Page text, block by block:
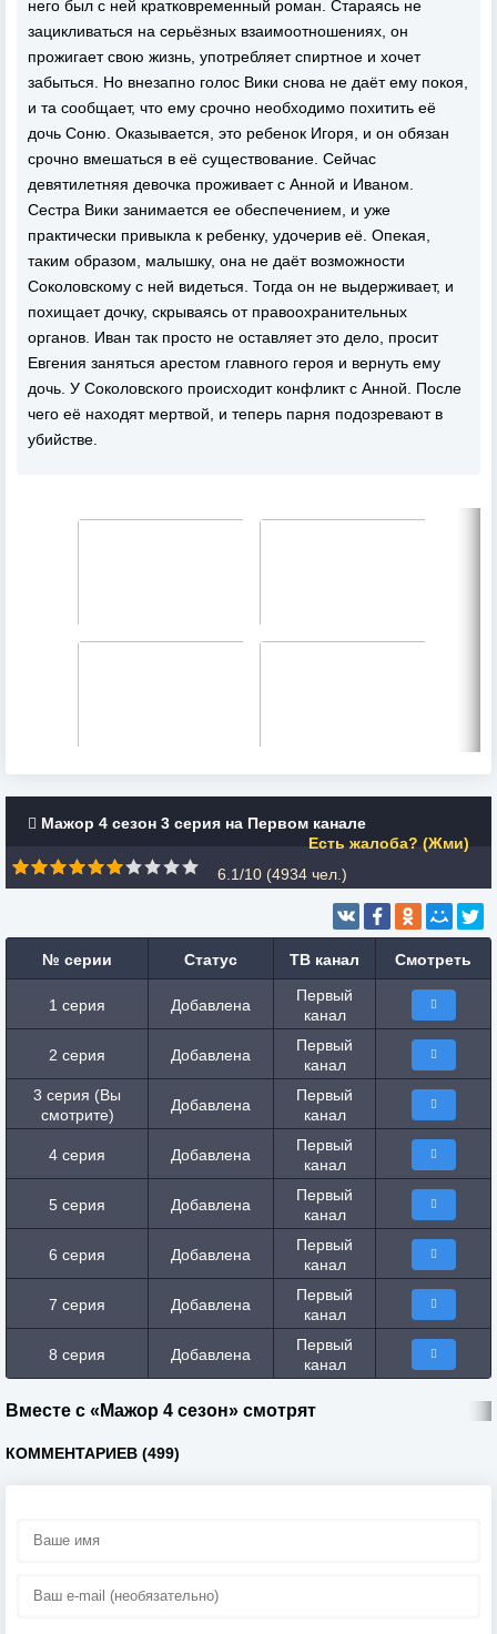
него был с ней кратковременный роман. Стараясь не
зацикливаться на серьёзных взаимоотношениях, он
прожигает свою жизнь, употребляет спиртное и хочет
забыться. Но внезапно голос Вики снова не даёт ему покоя,
и та сообщает, что ему срочно необходимо похитить её
дочь Соню. Оказывается, это ребенок Игоря, и он обязан
срочно вмешаться в её существование. Сейчас
девятилетняя девочка проживает с Анной и Иваном.
Сестра Вики занимается ее обеспечением, и уже
практически привыкла к ребенку, удочерив её. Опекая,
таким образом, малышку, она не даёт возможности
Соколовскому с ней видеться. Тогда он не выдерживает, и
похищает дочку, скрываясь от правоохранительных
органов. Иван так просто не оставляет это дело, просит
Евгения заняться арестом главного героя и вернуть ему
дочь. У Соколовского происходит конфликт с Анной. После
чего её находят мертвой, и теперь парня подозревают в
убийстве.
Мажор 4 сезон 3 серия на Первом канале
Есть жалоба? (Жми)
6.1/10 (4934 чел.)
№ серии Статус ТВ канал Смотреть
1 серия Добавлена
Первый
канал
2 серия Добавлена
Первый
канал
3 серия (Вы
смотрите)
Добавлена
Первый
канал
4 серия Добавлена
Первый
канал
5 серия Добавлена
Первый
канал
6 серия Добавлена
Первый
канал
7 серия Добавлена
Первый
канал
8 серия Добавлена
Первый
канал
Вместе с «Мажор 4 сезон» смотрят
КОММЕНТАРИЕВ (499)